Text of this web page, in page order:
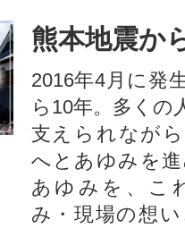
熊本地震か
2016年4月に発
ら10年。多くの
支えられなが
へとあゆみを
あゆみを、こ
み・現場の想